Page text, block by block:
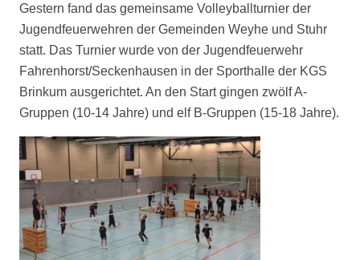
Gestern fand das gemeinsame Volleyballturnier der
Jugendfeuerwehren der Gemeinden Weyhe und Stuhr
statt. Das Turnier wurde von der Jugendfeuerwehr
Fahrenhorst/Seckenhausen in der Sporthalle der KGS
Brinkum ausgerichtet. An den Start gingen zwölf A-
Gruppen (10-14 Jahre) und elf B-Gruppen (15-18 Jahre).